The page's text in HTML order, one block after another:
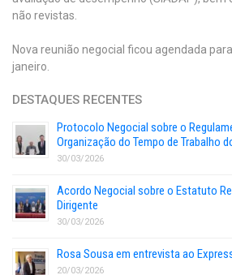
não revistas.
Nova reunião negocial ficou agendada
janeiro.
DESTAQUES RECENTES
Protocolo Negocial sobre o
Organização do Tempo de Trabalho
30/03/2026
Acordo Negocial sobre o Estatuto
Dirigente
30/03/2026
Rosa Sousa em entrevista ao
20/03/2026